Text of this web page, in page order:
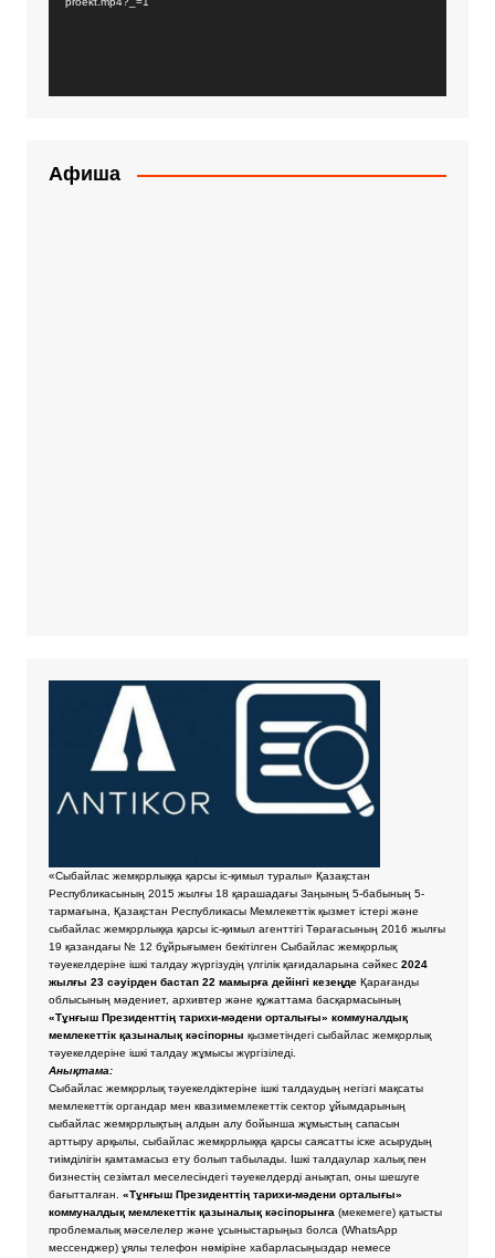
Афиша
«Сыбайлас жемқорлыққа қарсы іс-қимыл туралы» Қазақстан
Республикасының 2015 жылғы 18 қарашадағы Заңының 5-бабының 5-
тармағына, Қазақстан Республикасы Мемлекеттік қызмет істері және
сыбайлас жемқорлыққа қарсы іс-қимыл агенттігі Төрағасының 2016 жылғы
19 қазандағы № 12 бұйрығымен бекітілген Сыбайлас жемқорлық
тәуекелдеріне ішкі талдау жүргізудің үлгілік қағидаларына сәйкес2024
жылғы 23 сәуірден бастап 22 мамырға дейінгі кезеңде Қарағанды
облысының мәдениет, архивтер және құжаттама басқармасының
«Тұнғыш Президенттің тарихи-мәдени орталығы» коммуналдық
мемлекеттік қазыналық кәсіпорны қызметіндегі сыбайлас жемқорлық
тәуекелдеріне ішкі талдау жұмысы жүргізіледі.
Анықтама:
Сыбайлас жемқорлық тәуекелдіктеріне ішкі талдаудың негізгі мақсаты
мемлекеттік органдар мен квазимемлекеттік сектор ұйымдарының
сыбайлас жемқорлықтың алдын алу бойынша жұмыстың сапасын
арттыру арқылы, сыбайлас жемқорлыққа қарсы саясатты іске асырудың
тиімділігін қамтамасыз ету болып табылады. Ішкі талдаулар халық пен
бизнестің сезімтал меселесіндегі тәуекелдерді анықтап, оны шешуге
бағытталған. «Тұнғыш Президенттің тарихи-мәдени орталығы»
коммуналдық мемлекеттік қазыналық кәсіпорынға (мекемеге) қатысты
проблемалық мәселелер және ұсыныстарыңыз болса (WhatsApp
мессенджер) ұялы телефон нөміріне хабарласыңыздар немесе